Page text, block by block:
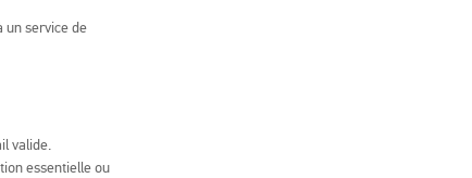
un service de
valide.
essentielle ou